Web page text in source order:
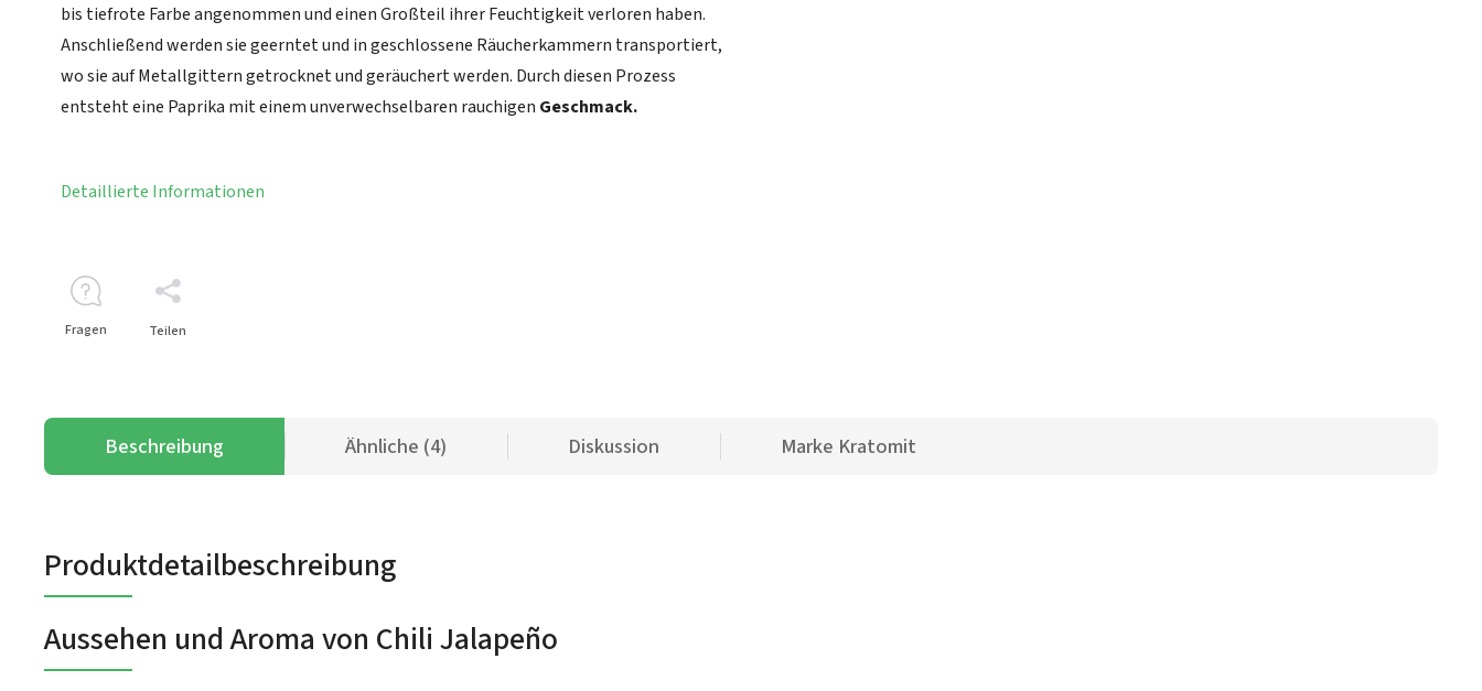
bis tiefrote Farbe angenommen und einen Großteil ihrer Feuchtigkeit verloren haben.
Anschließend werden sie geerntet und in geschlossene Räucherkammern transportiert,
wo sie auf Metallgittern getrocknet und geräuchert werden. Durch diesen Prozess
entsteht eine Paprika mit einem unverwechselbaren rauchigen Geschmack.
Detaillierte Informationen
Fragen Teilen
Beschreibung Ähnliche (4) Diskussion Marke Kratomit
Produktdetailbeschreibung
Aussehen und Aroma von Chili Jalapeño